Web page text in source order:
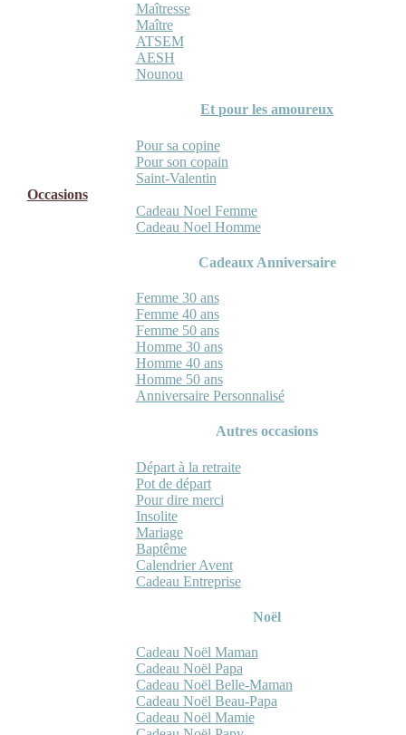
Maîtresse
Maître
ATSEM
AESH
Nounou
Et pour les amoureux
Pour sa copine
Pour son copain
Saint-Valentin
Occasions
Cadeau Noel Femme
Cadeau Noel Homme
Cadeaux Anniversaire
Femme 30 ans
Femme 40 ans
Femme 50 ans
Homme 30 ans
Homme 40 ans
Homme 50 ans
Anniversaire Personnalisé
Autres occasions
Départ à la retraite
Pot de départ
Pour dire merci
Insolite
Mariage
Baptême
Calendrier Avent
Cadeau Entreprise
Noël
Cadeau Noël Maman
Cadeau Noël Papa
Cadeau Noël Belle-Maman
Cadeau Noël Beau-Papa
Cadeau Noël Mamie